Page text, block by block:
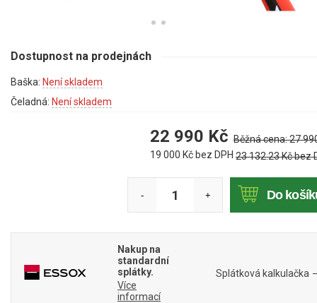
Mulčovače
Křovinořezy a vyžínače
Elektrické pily
Dostupnost na prodejnách
Baška: Není skladem
Čeladná: Není skladem
22 990 Kč
19 000 Kč bez DPH
Běžná cena:27
23 132.23Kč bez
- + Do
Nakup na
standardní
splátky.
Více
informací
Splátková kalkulačka